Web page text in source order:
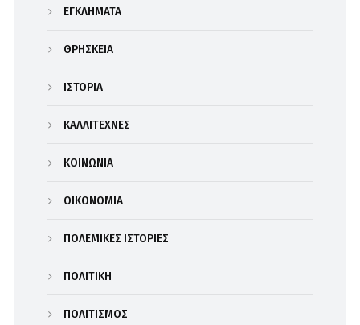
ΕΓΚΛΗΜΑΤΑ
ΘΡΗΣΚΕΙΑ
ΙΣΤΟΡΙΑ
ΚΑΛΛΙΤΕΧΝΕΣ
ΚΟΙΝΩΝΙΑ
ΟΙΚΟΝΟΜΙΑ
ΠΟΛΕΜΙΚΕΣ ΙΣΤΟΡΙΕΣ
ΠΟΛΙΤΙΚΗ
ΠΟΛΙΤΙΣΜΟΣ